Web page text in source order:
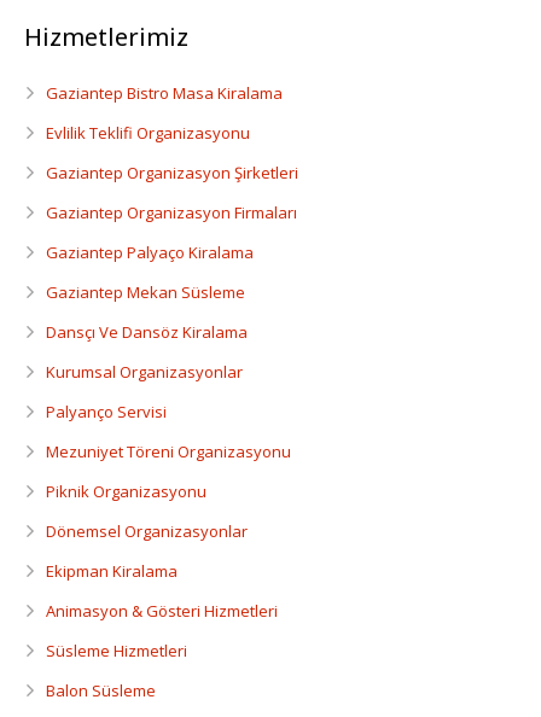
Dansçı Ve Dansöz Kiralama
Gaziantep Organizasyon
Hizmetlerimiz
Gaziantep Bistro Masa Kiralama
Evlilik Teklifi Organizasyonu
Gaziantep Organizasyon Şirketleri
Gaziantep Organizasyon Firmaları
Gaziantep Palyaço Kiralama
Gaziantep Mekan Süsleme
Dansçı Ve Dansöz Kiralama
Kurumsal Organizasyonlar
Palyanço Servisi
Mezuniyet Töreni Organizasyonu
Piknik Organizasyonu
Dönemsel Organizasyonlar
Ekipman Kiralama
Animasyon & Gösteri Hizmetleri
Süsleme Hizmetleri
Balon Süsleme